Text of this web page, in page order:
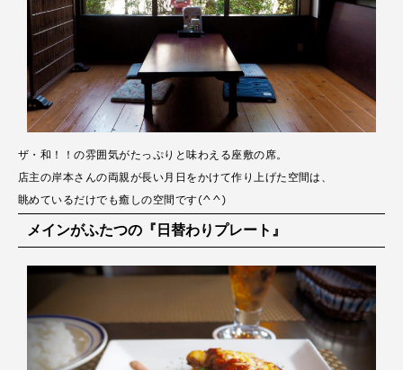
ザ・和！！の雰囲気がたっぷりと味わえる座敷の席。
店主の岸本さんの両親が長い月日をかけて作り上げた空間は、
眺めているだけでも癒しの空間です(^^)
メインがふたつの『日替わりプレート』